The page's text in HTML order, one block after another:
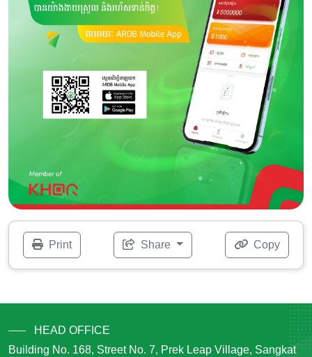
Print Share Copy
HEAD OFFICE
Building No. 168, Street No. 7, Prek Leap Village, Sangkat